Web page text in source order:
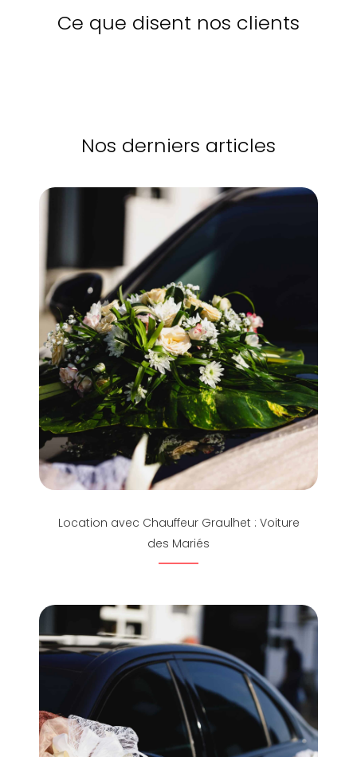
Ce que disent nos clients
Nos derniers articles
Location avec Chauffeur Graulhet : Voiture
des Mariés